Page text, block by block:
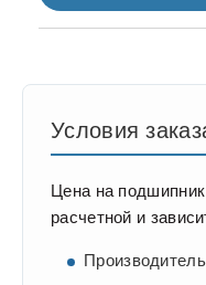
Условия
Цена на
расчетной и